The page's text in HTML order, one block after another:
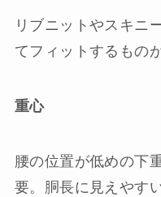
リブニットやスキニ
てフィットするもの
重心
腰の位置が低めの下
要。胴長に見えやす